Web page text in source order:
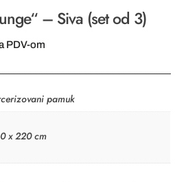
– Siva (set od 3)
PDV-om
pamuk
x 220 cm